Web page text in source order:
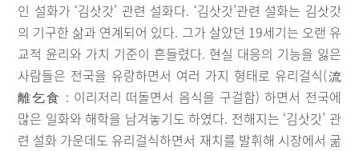
인 설화가 ‘김삿갓’ 관련 설화다. ‘김삿갓’관련 설화는 김삿갓
의 기구한 삶과 연계되어 있다. 그가 살았던 19세기는 오랜 유
교적 윤리와 가치 기준이 흔들렸다. 현실 대응의 기능을 잃은
사람들은 전국을 유랑하면서 여러 가지 형태로 유리걸식(流
離乞食 : 이리저리 떠돌면서 음식을 구걸함) 하면서 전국에
많은 일화와 해학을 남겨놓기도 하였다. 전해지는 ‘김삿갓’ 관
련 설화 가운데도 유리걸식하면서 재치를 발휘해 시장에서 굶